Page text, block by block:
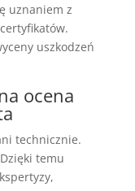
uznaniem z
uszkodzeń
ocena
technicznie.
temu